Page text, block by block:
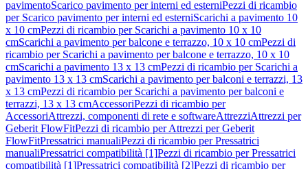
pavimentoScarico pavimento per interni ed esterniPezzi di ricambio
per Scarico pavimento per interni ed esterniScarichi a pavimento 10
x 10 cmPezzi di ricambio per Scarichi a pavimento 10 x 10
cmScarichi a pavimento per balcone e terrazzo, 10 x 10 cmPezzi di
ricambio per Scarichi a pavimento per balcone e terrazzo, 10 x 10
cmScarichi a pavimento 13 x 13 cmPezzi di ricambio per Scarichi a
pavimento 13 x 13 cmScarichi a pavimento per balconi e terrazzi, 13
x 13 cmPezzi di ricambio per Scarichi a pavimento per balconi e
terrazzi, 13 x 13 cmAccessoriPezzi di ricambio per
AccessoriAttrezzi, componenti di rete e softwareAttrezziAttrezzi per
Geberit FlowFitPezzi di ricambio per Attrezzi per Geberit
FlowFitPressatrici manualiPezzi di ricambio per Pressatrici
manualiPressatrici compatibilità [1]Pezzi di ricambio per Pressatrici
compatibilità [1]Pressatrici compatibilità [2]Pezzi di ricambio per